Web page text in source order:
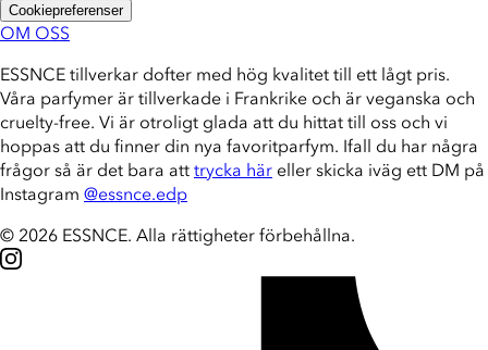
Cookiepreferenser
OM OSS
ESSNCE tillverkar dofter med hög kvalitet till ett lågt pris.
Våra parfymer är tillverkade i Frankrike och är veganska och
cruelty-free. Vi är otroligt glada att du hittat till oss och vi
hoppas att du finner din nya favoritparfym. Ifall du har några
frågor så är det bara atttrycka här eller skicka iväg ett DM på
Instagram @essnce.edp
© 2026 ESSNCE. Alla rättigheter förbehållna.